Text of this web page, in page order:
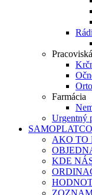
Farmácia
Urgentný
AKO TO
KDE